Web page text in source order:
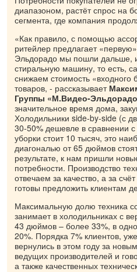
диапазоном, растёт спрос на
сегмента, где компания
«Как правило, с помощью
ритейлер предлагает
Эльдорадо мы пошли дальше,
стиральную машину, то есть,
снижаем стоимость «входного
товаров, - рассказывает
Группы «М.Видео-
значительное время дома,
Холодильники side-by-side (с
30-50% дешевле в сравнении
уборки стоит 10 тысяч, это
диагональю от 65 дюймов
результате, к нам пришли
потребности. Производство
отвечаем за качество, а за
готовы предложить клиентам
Максимальную долю техника
занимает в холодильниках с
43 дюймов – более 33%, в
20%. Порядка 7% клиентов,
вернулись в этом году за
ведущих производителей и
а также качественных